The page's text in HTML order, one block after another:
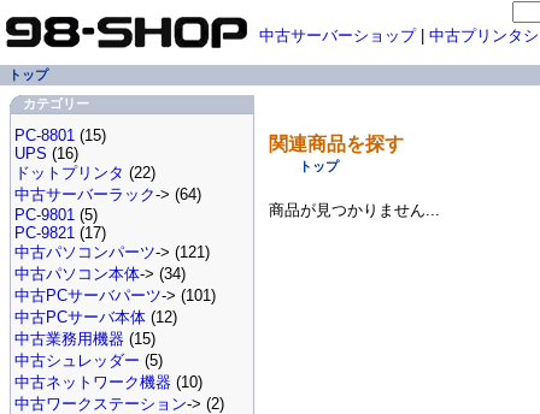
関連商品を探す
トップ
商品が見つかりません...
中古サーバーショップ| 中古プリンタ
トップ
カテゴリー
PC-8801 (15)
UPS (16)
ドットプリンタ (22)
中古サーバーラック-> (64)
PC-9801 (5)
PC-9821 (17)
中古パソコンパーツ-> (121)
中古パソコン本体-> (34)
中古PCサーバパーツ-> (101)
中古PCサーバ本体 (12)
中古業務用機器 (15)
中古シュレッダー (5)
中古ネットワーク機器 (10)
中古ワークステーション-> (2)